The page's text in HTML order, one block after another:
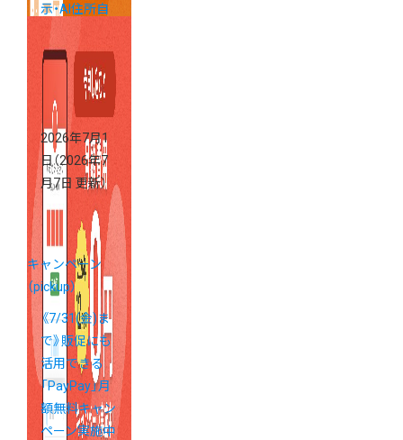
示・AI住所自
動修正など人
気アプリがお
2026年7月1
日（2026年7
月7日 更新）
キャンペーン
（pickup）
《7/31(金)ま
で》販促にも
活用できる
「PayPay」月
額無料キャン
ペーン実施中